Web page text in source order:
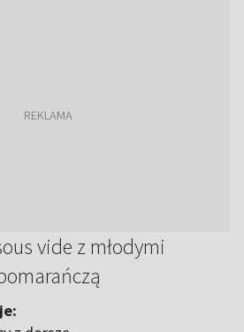
vide z młodymi